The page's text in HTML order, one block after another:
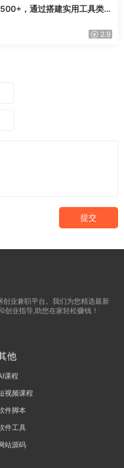
，通过搭建实用工具类小
2.9
提交
业兼职平台。我们为您精选最新
业指导,助您在家轻松赚钱！
他
课程
视频课程
件脚本
件工具
站源码